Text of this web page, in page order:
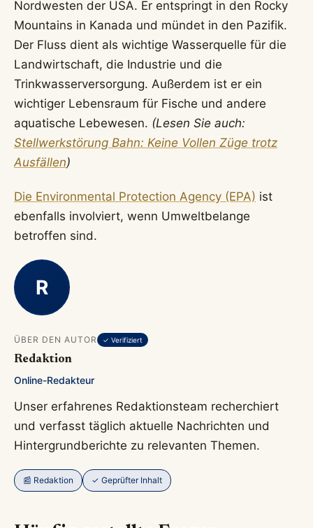
Nordwesten der USA. Er entspringt in den Rocky
Mountains in Kanada und mündet in den Pazifik.
Der Fluss dient als wichtige Wasserquelle für die
Landwirtschaft, die Industrie und die
Trinkwasserversorgung. Außerdem ist er ein
wichtiger Lebensraum für Fische und andere
aquatische Lebewesen. (Lesen Sie auch:
Stellwerkstörung Bahn: Keine Vollen Züge trotz
Ausfällen)
Die Environmental Protection Agency (EPA) ist
ebenfalls involviert, wenn Umweltbelange
betroffen sind.
R
ÜBER DEN AUTOR ✓ Verifiziert
Redaktion
Online-Redakteur
Unser erfahrenes Redaktionsteam recherchiert
und verfasst täglich aktuelle Nachrichten und
Hintergrundberichte zu relevanten Themen.
📰 Redaktion ✓ Geprüfter Inhalt